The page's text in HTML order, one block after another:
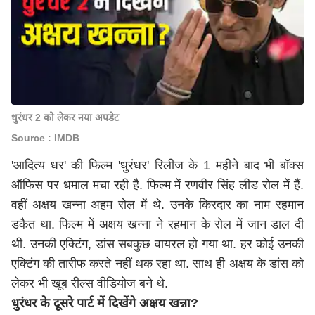
धुरंधर 2 को लेकर नया अपडेट
Source : IMDB
'आदित्य धर' की फिल्म 'धुरंधर' रिलीज के 1 महीने बाद भी बॉक्स
ऑफिस पर धमाल मचा रही है. फिल्म में रणवीर सिंह लीड रोल में हैं.
वहीं अक्षय खन्ना अहम रोल में थे. उनके किरदार का नाम रहमान
डकैत था. फिल्म में अक्षय खन्ना ने रहमान के रोल में जान डाल दी
थी. उनकी एक्टिंग, डांस सबकुछ वायरल हो गया था. हर कोई उनकी
एक्टिंग की तारीफ करते नहीं थक रहा था. साथ ही अक्षय के डांस को
लेकर भी खूब रील्स वीडियोज बने थे.
धुरंधर के दूसरे पार्ट में दिखेंगे अक्षय खन्ना?